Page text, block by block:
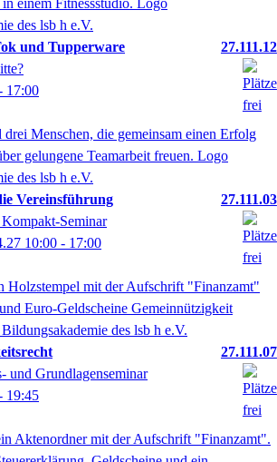
und Tupperware
27.111.12
17:00
Vereinsführung
27.111.03
Seminar
10:00 - 17:00
27.111.07
und Grundlagenseminar
19:45